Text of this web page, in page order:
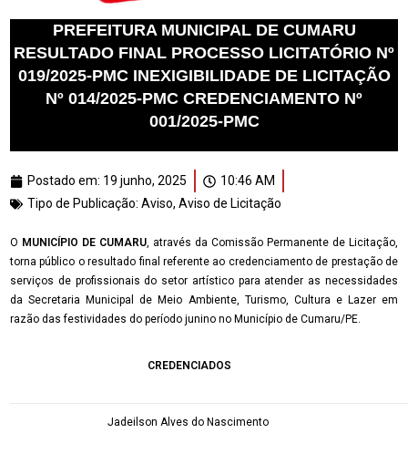
PREFEITURA MUNICIPAL DE CUMARU
RESULTADO FINAL PROCESSO LICITATÓRIO Nº
019/2025-PMC INEXIGIBILIDADE DE LICITAÇÃO
Nº 014/2025-PMC CREDENCIAMENTO Nº
001/2025-PMC
Postado em: 19 junho, 2025
10:46 AM
Tipo de Publicação: Aviso, Aviso de Licitação
O MUNICÍPIO DE CUMARU, através da Comissão Permanente de Licitação,
torna público o resultado final referente ao credenciamento de prestação de
serviços de profissionais do setor artístico para atender as necessidades
da Secretaria Municipal de Meio Ambiente, Turismo, Cultura e Lazer em
razão das festividades do período junino no Município de Cumaru/PE.
CREDENCIADOS
Jadeilson Alves do Nascimento